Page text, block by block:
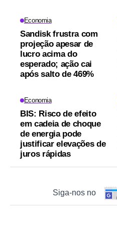
Economia
Sandisk frustra com
projeção apesar de
lucro acima do
esperado; ação cai
após salto de 469%
Economia
BIS: Risco de efeito
em cadeia de choque
de energia pode
justificar elevações de
juros rápidas
Siga-nos no